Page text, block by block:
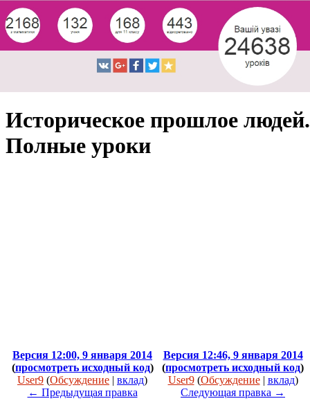
Историческое прошлое людей.
Полные уроки
Версия 12:00, 9 января 2014
(просмотреть исходный код)
User9 (Обсуждение | вклад)
← Предыдущая правка
Версия 12:46, 9 января 2014
(просмотреть исходный код)
User9 (Обсуждение| вклад)
Следующая правка →